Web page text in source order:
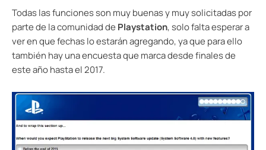
Todas las funciones son muy buenas y muy solicitadas por
parte de la comunidad de Playstation, solo falta esperar a
ver en que fechas lo estarán agregando, ya que para ello
también hay una encuesta que marca desde finales de
este año hasta el 2017.